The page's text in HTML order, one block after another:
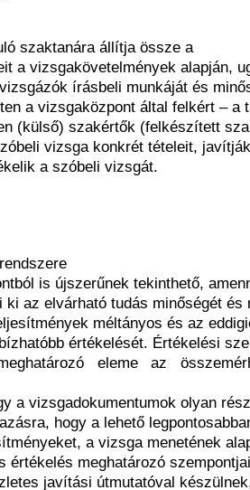
szaktanára állítja össze a
a vizsgakövetelmények alapján,
írásbeli munkáját és
a vizsgaközpont által felkért – a
(külső) szakértők (felkészített
vizsga konkrét tételeit,
a szóbeli vizsgát.
is újszerűnek tekinthető,
az elvárható tudás minőségét és
méltányos és az
értékelését. Értékelési
eleme az
a vizsgadokumentumok olyan
hogy a lehető
a vizsga menetének
értékelés meghatározó
javítási útmutatóval